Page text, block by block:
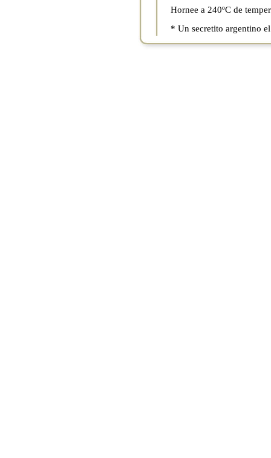
Hornee a 240ºC de
* Un secretito argentino